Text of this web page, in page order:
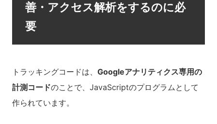
善・アクセス解析をするのに必
要
トラッキングコードは、 Googleアナリティクス専用の
計測コードのことで、JavaScriptのプログラムとして
作られています。